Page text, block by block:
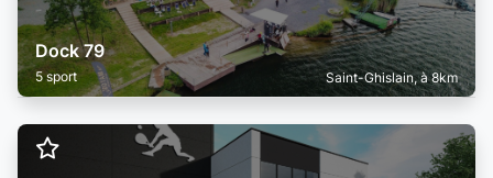
Dock 79
5 sport Saint-Ghislain, à 8km